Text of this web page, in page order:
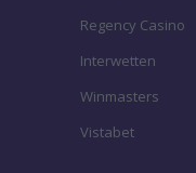
Regency Casino
Interwetten
Winmasters
Vistabet